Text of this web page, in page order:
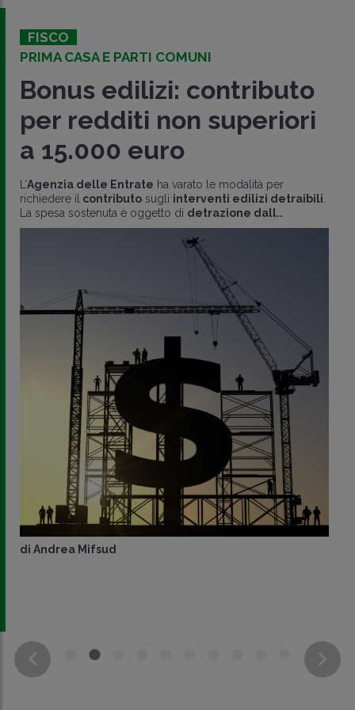
FISCO
PRIMA CASA E PARTI COMUNI
Bonus edilizi: contributo
per redditi non superiori
a 15.000 euro
L’Agenzia delle Entrate ha varato le modalità per
richiedere il contributo sugli interventi edilizi detraibili
La spesa sostenuta è oggetto di detrazione dall..
di Andrea Mifsud